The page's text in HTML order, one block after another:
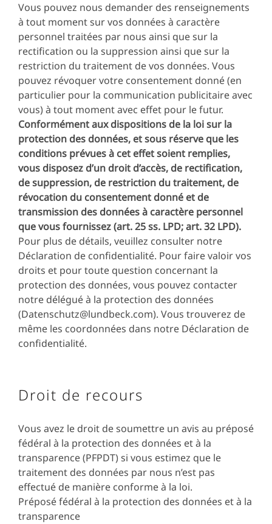
Vous pouvez nous demander des renseignements
à tout moment sur vos données à caractère
personnel traitées par nous ainsi que sur la
rectification ou la suppression ainsi que sur la
restriction du traitement de vos données. Vous
pouvez révoquer votre consentement donné (en
particulier pour la communication publicitaire avec
vous) à tout moment avec effet pour le futur.
Conformément aux dispositions de la loi sur la
protection des données, et sous réserve que les
conditions prévues à cet effet soient remplies,
vous disposez d’un droit d’accès, de rectification,
de suppression, de restriction du traitement, de
révocation du consentement donné et de
transmission des données à caractère personnel
que vous fournissez (art. 25 ss. LPD; art. 32 LPD).
Pour plus de détails, veuillez consulter notre
Déclaration de confidentialité. Pour faire valoir vos
droits et pour toute question concernant la
protection des données, vous pouvez contacter
notre délégué à la protection des données
(Datenschutz@lundbeck.com). Vous trouverez de
même les coordonnées dans notre Déclaration de
confidentialité.
Droit de recours
Vous avez le droit de soumettre un avis au préposé
fédéral à la protection des données et à la
transparence (PFPDT) si vous estimez que le
traitement des données par nous n’est pas
effectué de manière conforme à la loi.
Préposé fédéral à la protection des données et à la
transparence